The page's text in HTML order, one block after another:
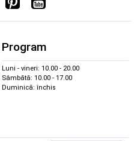
Program
Luni - vineri: 10.00 - 20.00
Sâmbătă: 10.00 - 17.00
Duminică: închis